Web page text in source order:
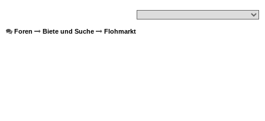
Foren Biete und Suche Flohmarkt